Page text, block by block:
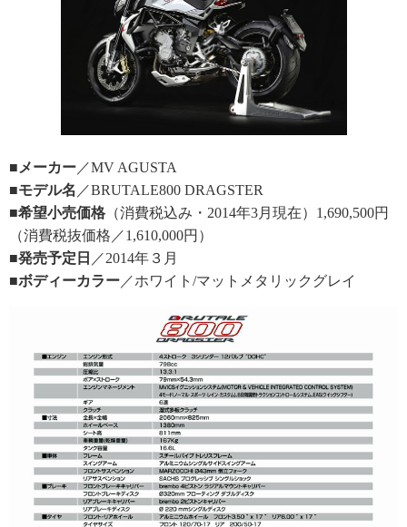
■メーカー ／MV AGUSTA
■モデル名 ／BRUTALE800 DRAGSTER
■希望小売価格 （消費税込み・2014年3月現在）1,690,500円
（消費税抜価格／1,610,000円）
■発売予定日 ／2014年３月
■ボディーカラー ／ホワイト/マットメタリックグレイ